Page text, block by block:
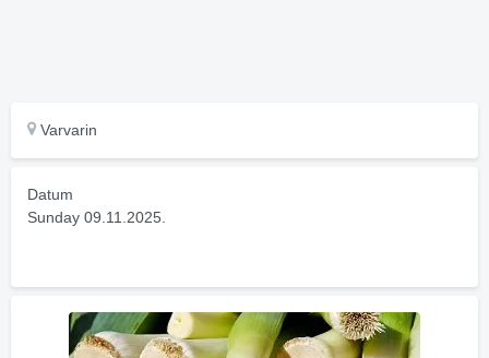
Varvarin
Datum
Sunday 09.11.2025.